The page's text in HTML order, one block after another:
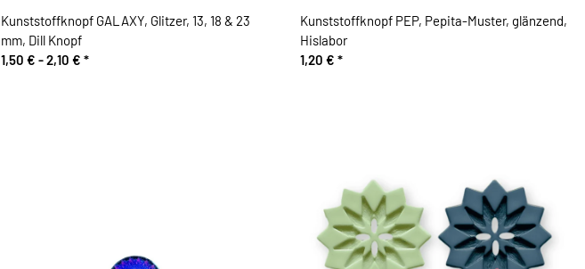
Kunststoffknopf GALAXY, Glitzer, 13, 18 & 23
mm, Dill Knopf
1,50 € -2,10 € *
Kunststoffknopf PEP, Pepita-Muster, glänzend,
Hislabor
1,20 € *